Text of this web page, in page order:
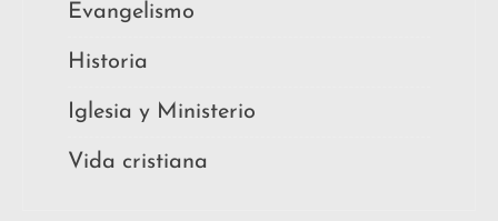
Evangelismo
Historia
Iglesia y Ministerio
Vida cristiana